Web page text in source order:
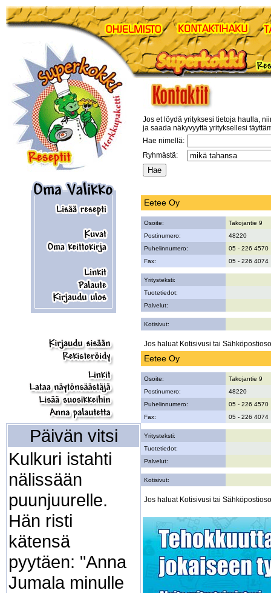
Päivän vitsi
Kulkuri istahti
nälissään
puunjuurelle.
Hän risti
kätensä
pyytäen: "Anna
Jumala minulle
Jos et löydä yrityksesi tietoja haulla,
ja saada näkyvyyttä yrityksellesi
Hae nimellä:
Ryhmästä:
Eetee Oy
Osoite:
Takojantie 9
Postinumero:
48220
Puhelinnumero:
05 - 226 4570
Fax:
05 - 226 4074
Yritysteksti:
Tuotetiedot:
Palvelut:
Kotisivut:
Jos haluat Kotisivusi tai
Eetee Oy
Osoite:
Takojantie 9
Postinumero:
48220
Puhelinnumero:
05 - 226 4570
Fax:
05 - 226 4074
Yritysteksti:
Tuotetiedot:
Palvelut:
Kotisivut:
Jos haluat Kotisivusi tai